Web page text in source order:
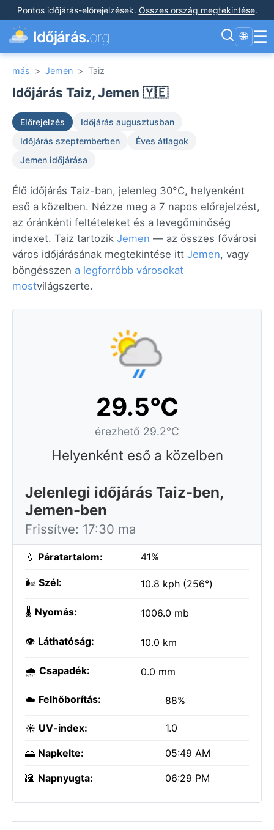
Pontos időjárás-előrejelzések. Összes ország megtekintése.
Időjárás.org 🌐 ☰
más > Jemen > Taiz
Időjárás Taiz, Jemen 🇾🇪
Előrejelzés
Időjárás augusztusban
Időjárás szeptemberben
Éves átlagok
Jemen időjárása
Élő időjárás Taiz-ban, jelenleg 30°C, helyenként
eső a közelben. Nézze meg a 7 napos előrejelzést,
az óránkénti feltételeket és a levegőminőség
indexet. Taiz tartozik Jemen — az összes fővárosi
város időjárásának megtekintése itt Jemen, vagy
böngésszen a legforróbb városokat
mostvilágszerte.
29.5°C
érezhető 29.2°C
Helyenként eső a közelben
Jelenlegi időjárás Taiz-ben,
Jemen-ben
Frissítve: 17:30 ma
💧 Páratartalom: 41%
🌬️ Szél: 10.8 kph (256°)
🌡️ Nyomás: 1006.0 mb
👁️ Láthatóság: 10.0 km
🌧️ Csapadék: 0.0 mm
☁️ Felhőborítás: 88%
☀️ UV-index: 1.0
🌅 Napkelte: 05:49 AM
🌇 Napnyugta: 06:29 PM